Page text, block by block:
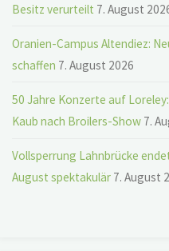
Besitz verurteilt 7. August
Oranien-Campus Altendiez:
schaffen 7. August 2026
50 Jahre Konzerte auf
Kaub nach Broilers-Show 7.
Vollsperrung Lahnbrücke
August spektakulär 7. August